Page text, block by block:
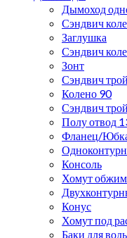
Дымоход
Сэндвич
Заглушка
Сэндвич
Зонт
Сэндвич
Колено 90
Сэндвич
Полу отвод
Фланец/
Консоль
Хомут
Конус
Хомут под
Баки для